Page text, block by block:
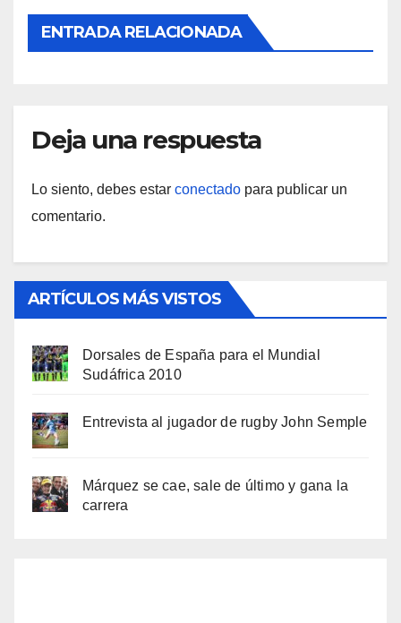
ENTRADA RELACIONADA
Deja una respuesta
Lo siento, debes estar conectado para publicar un
comentario.
ARTÍCULOS MÁS VISTOS
Dorsales de España para el Mundial
Sudáfrica 2010
Entrevista al jugador de rugby John Semple
Márquez se cae, sale de último y gana la
carrera